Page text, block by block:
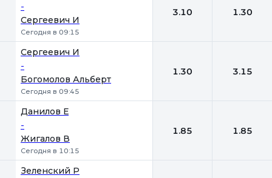
-
Сергеевич И
Сегодня в 09:15
3.10 1.30
Сергеевич И
-
Богомолов Альберт
Сегодня в 09:45
1.30 3.15
Данилов Е
-
Жигалов В
Сегодня в 10:15
1.85 1.85
Зеленский Р